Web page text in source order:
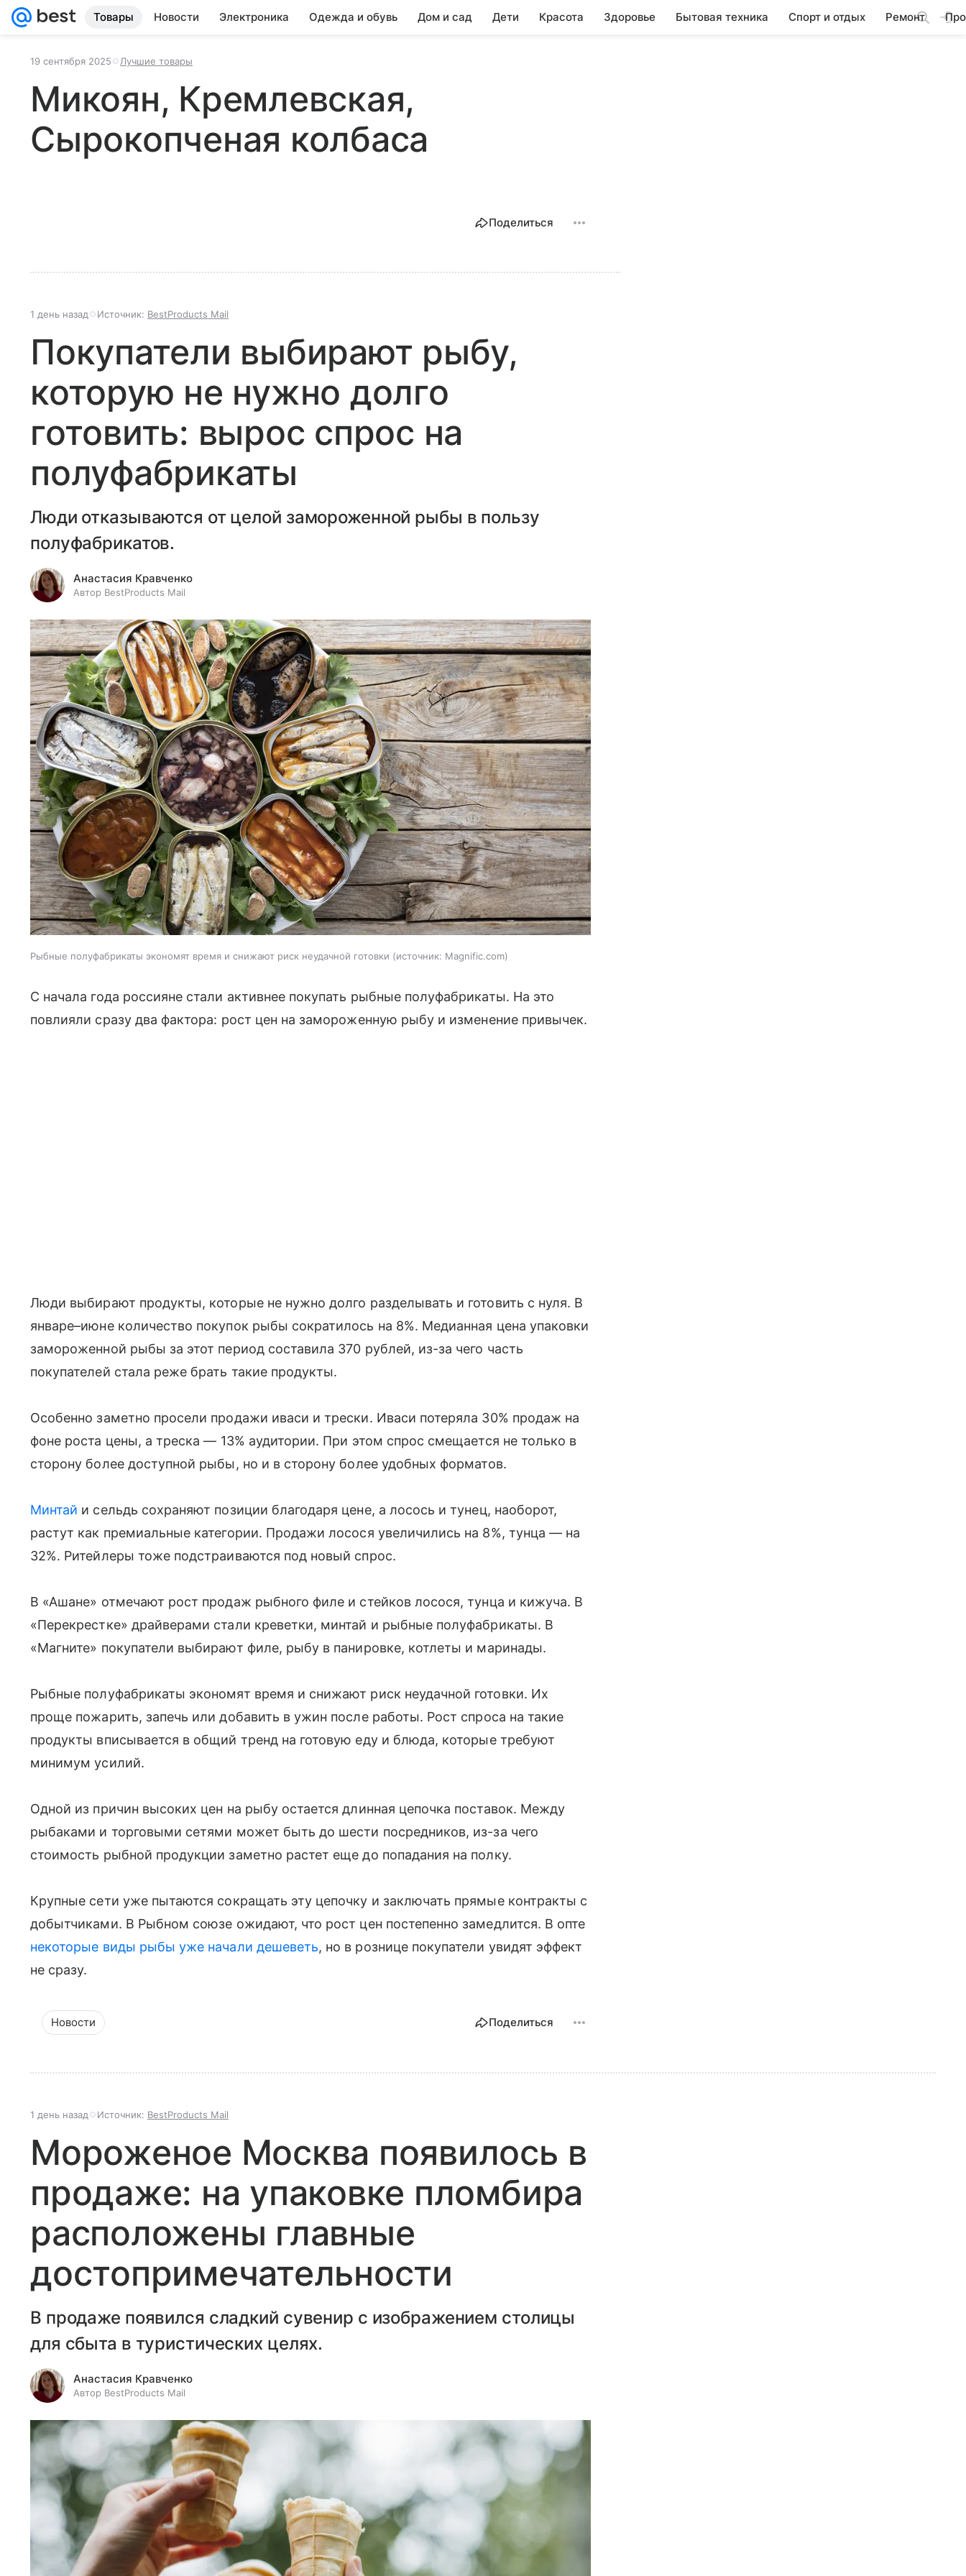
Товары Новости Электроника Одежда и обувь Дом и сад Дети Красота Здоровье Бытовая техника Спорт и отдых Ремонт
19 сентября 2025 Лучшие товары
Микоян, Кремлевская,
Сырокопченая колбаса
Поделиться
1 день назад Источник: BestProducts Mail
Покупатели выбирают рыбу,
которую не нужно долго
готовить: вырос спрос на
полуфабрикаты
Люди отказываются от целой замороженной рыбы в пользу
полуфабрикатов.
Анастасия Кравченко
Автор BestProducts Mail
Рыбные полуфабрикаты экономят время и снижают риск неудачной готовки источник: Magnific.com
С начала года россияне стали активнее покупать рыбные полуфабрикаты. На это
повлияли сразу два фактора: рост цен на замороженную рыбу и изменение привычек.
Люди выбирают продукты, которые не нужно долго разделывать и готовить с нуля. В
январе–июне количество покупок рыбы сократилось на 8%. Медианная цена упаковки
замороженной рыбы за этот период составила 370 рублей, из-за чего часть
покупателей стала реже брать такие продукты.
Особенно заметно просели продажи иваси и трески. Иваси потеряла 30% продаж на
фоне роста цены, а треска — 13% аудитории. При этом спрос смещается не только в
сторону более доступной рыбы, но и в сторону более удобных форматов.
Минтай и сельдь сохраняют позиции благодаря цене, а лосось и тунец, наоборот,
растут как премиальные категории. Продажи лосося увеличились на 8%, тунца — на
32%. Ритейлеры тоже подстраиваются под новый спрос.
В «Ашане» отмечают рост продаж рыбного филе и стейков лосося, тунца и кижуча. В
«Перекрестке» драйверами стали креветки, минтай и рыбные полуфабрикаты. В
«Магните» покупатели выбирают филе, рыбу в панировке, котлеты и маринады.
Рыбные полуфабрикаты экономят время и снижают риск неудачной готовки. Их
проще пожарить, запечь или добавить в ужин после работы. Рост спроса на такие
продукты вписывается в общий тренд на готовую еду и блюда, которые требуют
минимум усилий.
Одной из причин высоких цен на рыбу остается длинная цепочка поставок. Между
рыбаками и торговыми сетями может быть до шести посредников, из-за чего
стоимость рыбной продукции заметно растет еще до попадания на полку.
Крупные сети уже пытаются сокращать эту цепочку и заключать прямые контракты с
добытчиками. В Рыбном союзе ожидают, что рост цен постепенно замедлится. В опте
некоторые виды рыбы уже начали дешеветь, но в рознице покупатели увидят эффект
не сразу.
Новости Поделиться
1 день назад Источник: BestProducts Mail
Мороженое Москва появилось в
продаже: на упаковке пломбира
расположены главные
достопримечательности
В продаже появился сладкий сувенир с изображением столицы
для сбыта в туристических целях.
Анастасия Кравченко
Автор BestProducts Mail